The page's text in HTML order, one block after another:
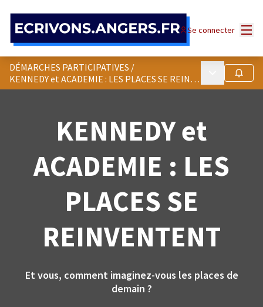
Se connecter
DÉMARCHES PARTICIPATIVES /
KENNEDY et ACADEMIE : LES PLACES SE REINVENTENT
Menu Suivre
KENNEDY et
ACADEMIE : LES
PLACES SE
REINVENTENT
Et vous, comment imaginez-vous les places de
demain ?